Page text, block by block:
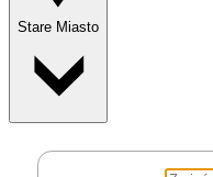
Stare Miasto